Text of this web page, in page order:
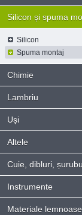
Silicon și spuma
Silicon
Spuma montaj
Chimie
Lambriu
Uși
Altele
Cuie, dibluri,
Instrumente
Materiale